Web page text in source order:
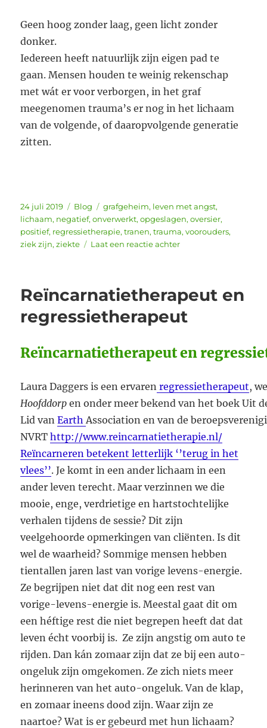
Geen hoog zonder laag, geen licht zonder
donker.
Iedereen heeft natuurlijk zijn eigen pad te
gaan. Mensen houden te weinig rekenschap
met wát er voor verborgen, in het graf
meegenomen trauma’s er nog in het lichaam
van de volgende, of daaropvolgende generatie
zitten.
Geplaatst
op
24 juli 2019 Categorieën
Blog Tags
grafgeheim, leven met angst,
lichaam, negatief,onverwerkt,opgeslagen,oversier,
positief, regressietherapie,tranen,trauma,voorouders,
ziek zijn,ziekte Laat een reactie achterop
tranen
van
de
Reïncarnatietherapeut en
regressietherapeut
Reïncarnatietherapeut en
Laura Daggers is een ervaren regressietherapeut,
Hoofddorp en onder meer bekend van het boek Uit
Lid vanEarthAssociation en van de
NVRThttp://www.reincarnatietherapie.nl/
Reïncarneren betekent letterlijk ‘’terug in het
vlees’’. Je komt in een ander lichaam in een
ander leven terecht. Maar verzinnen we die
mooie, enge, verdrietige en hartstochtelijke
verhalen tijdens de sessie? Dit zijn
veelgehoorde opmerkingen van cliënten. Is dit
wel de waarheid? Sommige mensen hebben
tientallen jaren last van vorige levens-energie.
Ze begrijpen niet dat dit nog een rest van
vorige-levens-energie is. Meestal gaat dit om
een héftige rest die niet begrepen heeft dat dat
leven écht voorbij is. Ze zijn angstig om auto te
rijden. Dan kán zomaar zijn dat ze bij een auto-
ongeluk zijn omgekomen. Ze zich niets meer
herinneren van het auto-ongeluk. Van de klap,
en zomaar ineens dood zijn. Waar zijn ze
naartoe? Wat is er gebeurd met hun lichaam?